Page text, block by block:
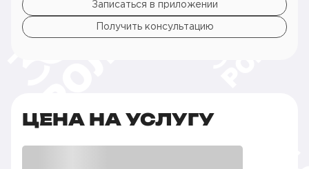
Записаться в приложении
Получить консультацию
ЦЕНА НА УСЛУГУ